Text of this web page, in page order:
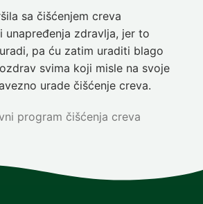
sa čišćenjem creva
unapređenja zdravlja, jer to
pa ću zatim uraditi blago
svima koji misle na svoje
urade čišćenje creva.
program čišćenja creva